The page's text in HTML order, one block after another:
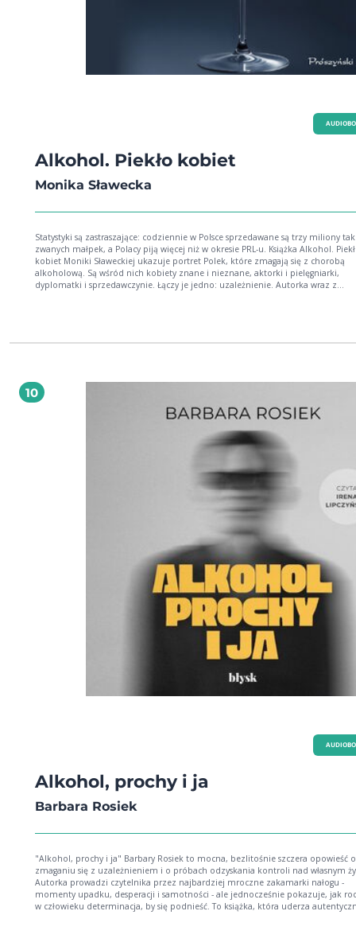
Alkohol. Piekło kobiet
Monika Sławecka
Statystyki są zastraszające: codziennie w Polsce sprzedawane są trzy miliony tak
zwanych małpek, a Polacy piją więcej niż w okresie PRL-u. Książka Alkohol.
kobiet Moniki Sławeckiej ukazuje portret Polek, które zmagają się z chorobą
alkoholową. Są wśród nich kobiety znane i nieznane, aktorki i pielęgniarki,
dyplomatki i sprzedawczynie. Łączy je jedno: uzależnienie. Autorka wraz z
sobie zadawać. Gdzie leży granica? I co możemy zrobić, jeśli ją przekroczymy?
Marcina Wrony, Macieja Sobocińskiego (polska edycja Saturday Night Live) i
Ziębińskiego. Dotychczas zajmowała się pisaniem reportaży (w tym głośnych
który niszczy i Porwania), a także pracowała przy scenariuszach wielu polskich
Audiobook zrealizowano przy wsparciu narzędzi AI.
10
Alkohol, prochy i ja
Barbara Rosiek
"Alkohol, prochy i ja" Barbary Rosiek to mocna, bezlitośnie szczera opowieść o
zmaganiu się z uzależnieniem i o próbach odzyskania kontroli nad własnym
Autorka prowadzi czytelnika przez najbardziej mroczne zakamarki nałogu -
momenty upadku, desperacji i samotności - ale jednocześnie pokazuje, jak
w człowieku determinacja, by się podnieść. To książka, która uderza